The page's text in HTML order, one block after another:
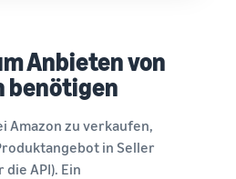
Anbieten von
benötigen
Amazon zu verkaufen,
in Seller
API). Ein